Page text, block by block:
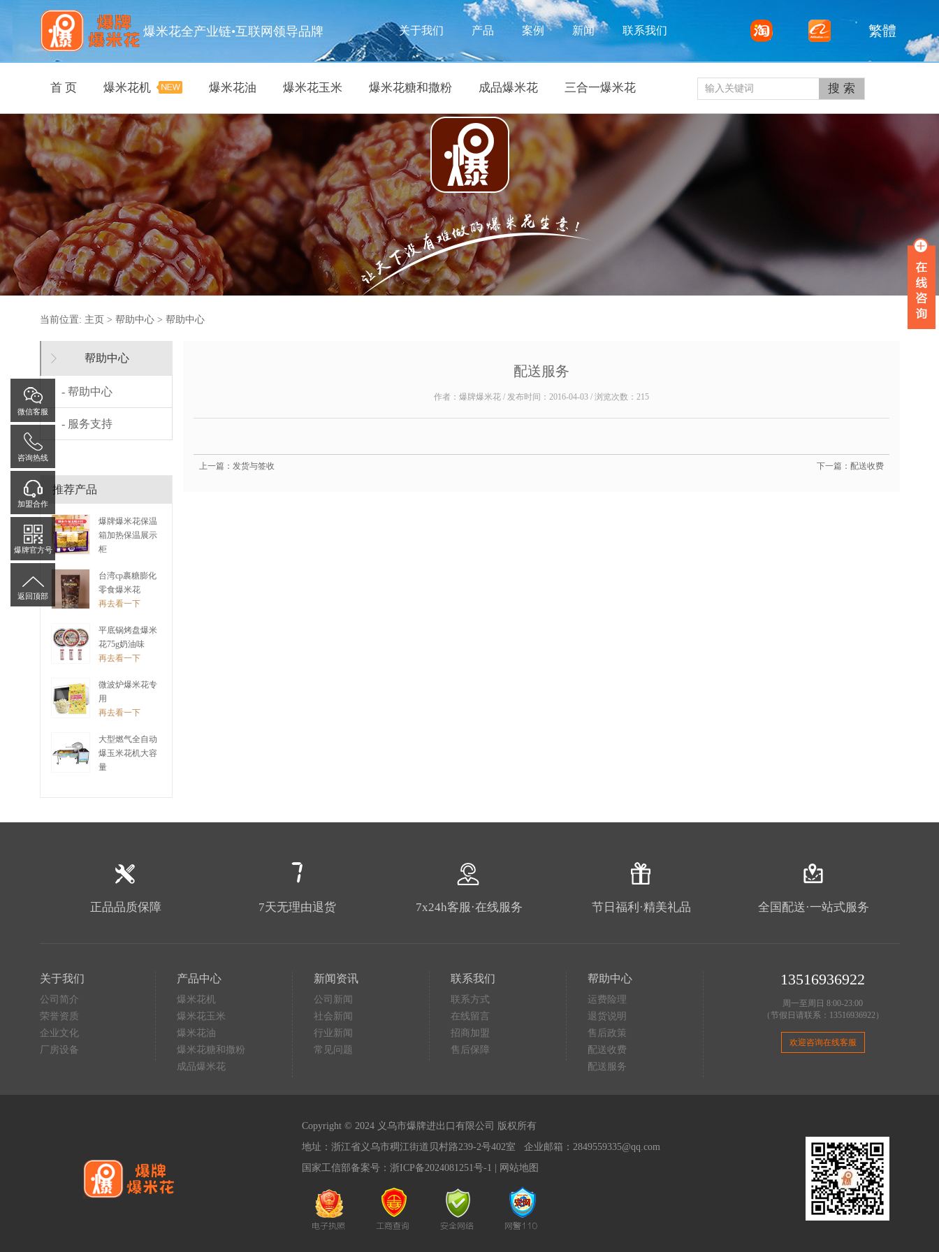
爆米花全产业链•互联网领导品牌 关于我们 产品 案例 新闻 联系我们 繁體
首 页 爆米花机 爆米花油 爆米花玉米 爆米花糖和撒粉 成品爆米花 三合一爆米花
当前位置: 主页 > 帮助中心> 帮助中心
帮助中心
- 帮助中心
- 服务支持
推荐产品
爆牌爆米花保温
箱加热保温展示
柜
台湾cp裹糖膨化
零食爆米花
再去看一下
平底锅烤盘爆米
花75g奶油味
再去看一下
微波炉爆米花专
用
再去看一下
大型燃气全自动
爆玉米花机大容
量
配送服务
作者：爆牌爆米花 / 发布时间：2016-04-03 / 浏览次数： 215
上一篇：发货与签收 下一篇：配送收费
正品品质保障 7天无理由退货 7x24h客服·在线服务 节日福利·精美礼品 全国配送·一站式服务
关于我们
公司简介
荣誉资质
企业文化
厂房设备
产品中心
爆米花机
爆米花玉米
爆米花油
爆米花糖和撒粉
成品爆米花
新闻资讯
公司新闻
社会新闻
行业新闻
常见问题
联系我们
联系方式
在线留言
招商加盟
售后保障
帮助中心
运费险理
退货说明
售后政策
配送收费
配送服务
13516936922
周一至周日 8:00-23:00
（节假日请联系：13516936922）
欢迎咨询在线客服
Copyright © 2024 义乌市爆牌进出口有限公司 版权所有
地址：浙江省义乌市稠江街道贝村路239-2号402室 企业邮箱：2849559335@qq.com
国家工信部备案号： 浙ICP备2024081251号-1 网站地图
微信客服
咨询热线
加盟合作
爆牌官方号
返回顶部